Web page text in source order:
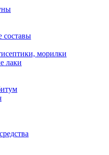
составы
морилки
лаки